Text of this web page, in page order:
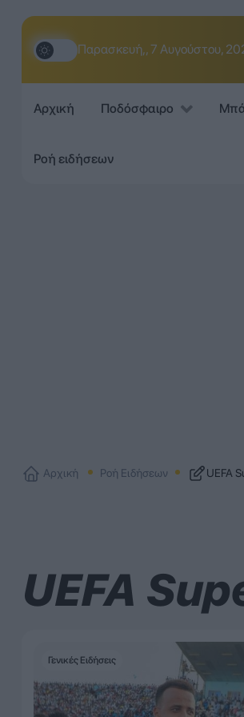
Παρασκευή,, 7 Αυγούστου,
Αρχική Ποδόσφαιρο
Ροή ειδήσεων
Αρχική Ροή Ειδήσεων UEFA
UEFA
Γενικές Ειδήσεις